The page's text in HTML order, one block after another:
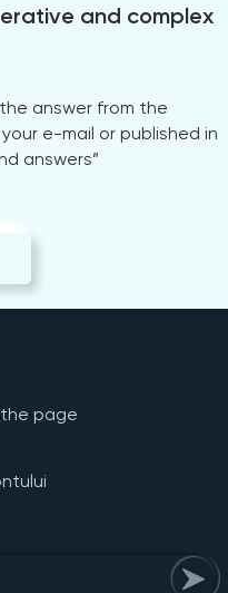
and complex
answer from the
e-mail or published in
answers”
page